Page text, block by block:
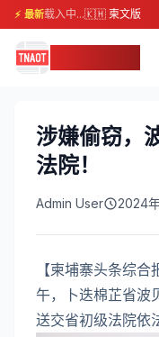
⚡ 最新载入中...🇰🇭 柬文版
涉嫌偷窃，
法院！
Admin User 2024
【柬埔寨头条综
午，卜迭棉芷省波
送交省初级法院依